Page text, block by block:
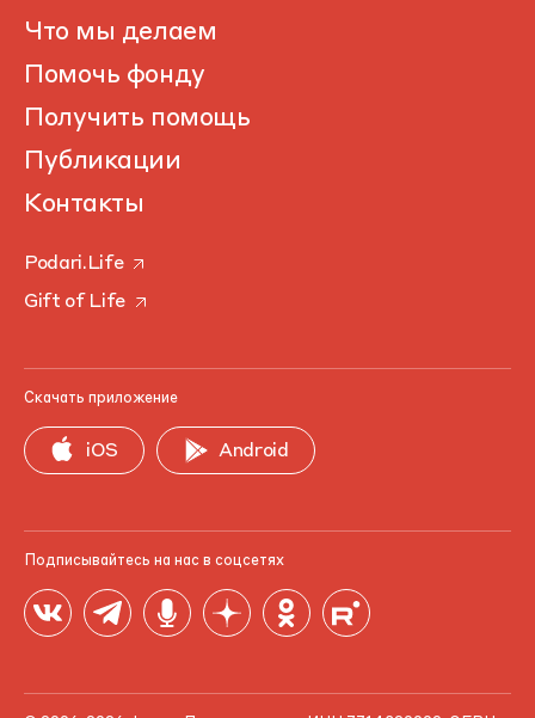
Что мы делаем
Помочь фонду
Получить помощь
Публикации
Контакты
Podari.Life
Gift of Life
Скачать приложение
iOS Android
Подписывайтесь на нас в соцсетях